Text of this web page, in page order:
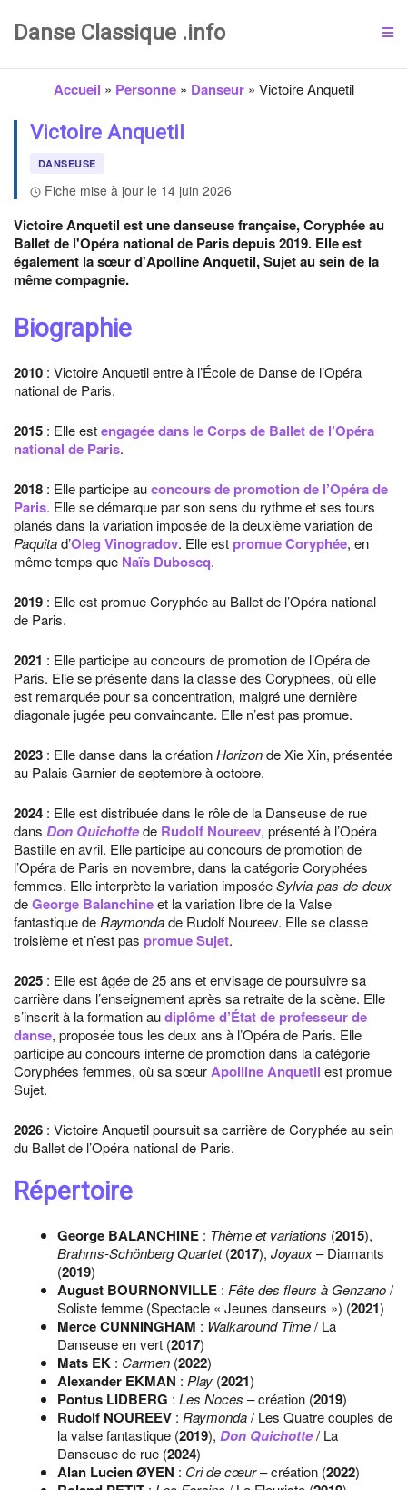
Danse Classique .info
Accueil » Personne» Danseur» Victoire Anquetil
Victoire Anquetil
DANSEUSE
Fiche mise à jour le 14 juin 2026
Victoire Anquetil est une danseuse française, Coryphée au
Ballet de l'Opéra national de Paris depuis 2019. Elle est
également la sœur d'Apolline Anquetil, Sujet au sein de la
même compagnie.
Biographie
2010 : Victoire Anquetil entre à l’École de Danse de l’Opéra
national de Paris.
2015 : Elle estengagée dans le Corps de Ballet de l’Opéra
national de Paris.
2018 : Elle participe auconcours de promotion de l’Opéra de
Paris. Elle se démarque par son sens du rythme et ses tours
planés dans la variation imposée de la deuxième variation de
Paquitad’Oleg Vinogradov. Elle est promue Coryphée, en
même temps que Naïs Duboscq.
2019 : Elle est promue Coryphée au Ballet de l’Opéra national
de Paris.
2021 : Elle participe au concours de promotion de l’Opéra de
Paris. Elle se présente dans la classe des Coryphées, où elle
est remarquée pour sa concentration, malgré une dernière
diagonale jugée peu convaincante. Elle n’est pas promue.
2023 : Elle danse dans la créationHorizonde Xie Xin, présentée
au Palais Garnier de septembre à octobre.
2024 : Elle est distribuée dans le rôle de la Danseuse de rue
dans Don Quichottede Rudolf Noureev, présenté à l’Opéra
Bastille en avril. Elle participe au concours de promotion de
l’Opéra de Paris en novembre, dans la catégorie Coryphées
femmes. Elle interprète la variation imposéeSylvia-pas-de-deux
deGeorge Balanchineet la variation libre de la Valse
fantastique de Raymondade Rudolf Noureev. Elle se classe
troisième et n’est pas promue Sujet.
2025 : Elle est âgée de 25 ans et envisage de poursuivre sa
carrière dans l’enseignement après sa retraite de la scène. Elle
s’inscrit à la formation audiplôme d’État de professeur de
danse, proposée tous les deux ans à l’Opéra de Paris. Elle
participe au concours interne de promotion dans la catégorie
Coryphées femmes, où sa sœurApolline Anquetil est promue
Sujet.
2026 : Victoire Anquetil poursuit sa carrière de Coryphée au sein
du Ballet de l’Opéra national de Paris.
Répertoire
George BALANCHINE : Thème et variations (2015),
Brahms-Schönberg Quartet(2017), Joyaux– Diamants
(2019)
August BOURNONVILLE : Fête des fleurs à Genzano/
Soliste femme (Spectacle « Jeunes danseurs ») (2021)
Merce CUNNINGHAM : Walkaround Time/ La
Danseuse en vert (2017)
Mats EK : Carmen (2022)
Alexander EKMAN : Play (2021)
Pontus LIDBERG : Les Noces – création (2019)
Rudolf NOUREEV : Raymonda/ Les Quatre couples de
la valse fantastique (2019), Don Quichotte/ La
Danseuse de rue (2024)
Alan Lucien ØYEN : Cri de cœur– création (2022)